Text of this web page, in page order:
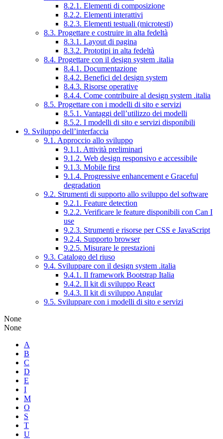
8.2.1. Elementi di composizione
8.2.2. Elementi interattivi
8.2.3. Elementi testuali (microtesti)
8.3. Progettare e costruire in alta fedeltà
8.3.1. Layout di pagina
8.3.2. Prototipi in alta fedeltà
8.4. Progettare con il design system .italia
8.4.1. Documentazione
8.4.2. Benefici del design system
8.4.3. Risorse operative
8.4.4. Come contribuire al design system .italia
8.5. Progettare con i modelli di sito e servizi
8.5.1. Vantaggi dell’utilizzo dei modelli
8.5.2. I modelli di sito e servizi disponibili
9. Sviluppo dell’interfaccia
9.1. Approccio allo sviluppo
9.1.1. Attività preliminari
9.1.2. Web design responsivo e accessibile
9.1.3. Mobile first
9.1.4. Progressive enhancement e Graceful
degradation
9.2. Strumenti di supporto allo sviluppo del software
9.2.1. Feature detection
9.2.2. Verificare le feature disponibili con Can I
use
9.2.3. Strumenti e risorse per CSS e JavaScript
9.2.4. Supporto browser
9.2.5. Misurare le prestazioni
9.3. Catalogo del riuso
9.4. Sviluppare con il design system .italia
9.4.1. Il framework Bootstrap Italia
9.4.2. Il kit di sviluppo React
9.4.3. Il kit di sviluppo Angular
9.5. Sviluppare con i modelli di sito e servizi
None
None
A
B
C
D
E
I
M
O
S
T
U